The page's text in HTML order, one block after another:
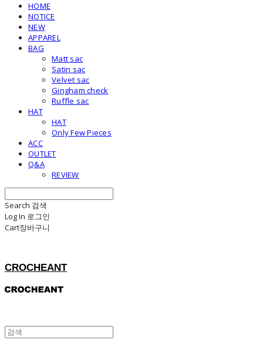
HOME
NOTICE
NEW
APPAREL
BAG
Matt sac
Satin sac
Velvet sac
Gingham check
Ruffle sac
HAT
HAT
Only Few Pieces
ACC
OUTLET
Q&A
REVIEW
Search 검색
Log In 로그인
Cart장바구니
CROCHEANT